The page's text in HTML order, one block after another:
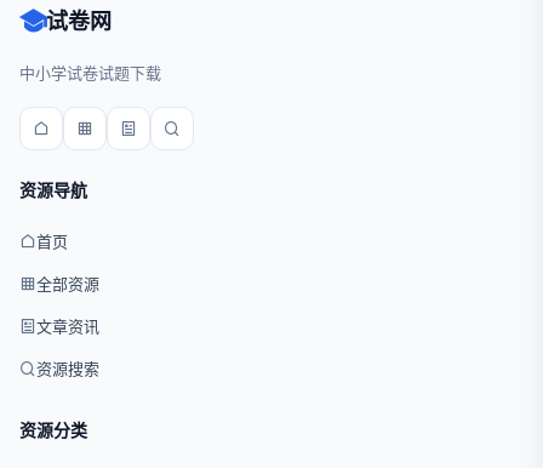
试卷网
中小学试卷试题下载
资源导航
首页
全部资源
文章资讯
资源搜索
资源分类